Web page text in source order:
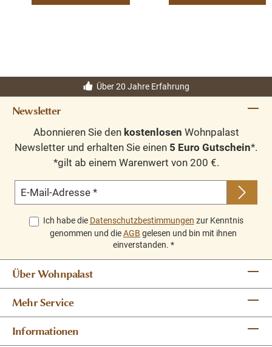
Über 20 Jahre Erfahrung
Newsletter
Abonnieren Sie den kostenlosen Wohnpalast
Newsletter und erhalten Sie einen 5 Euro Gutschein*.
*gilt ab einem Warenwert von 200 €.
E-Mail-Adresse *
Ich habe die Datenschutzbestimmungen zur Kenntnis
genommen und dieAGB gelesen und bin mit ihnen
einverstanden. *
Über Wohnpalast
Mehr Service
Informationen